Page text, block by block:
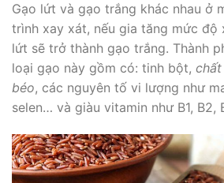
Gạo lứt và gạo trắng khác nhau ở
trình xay xát, nếu gia tăng mức độ
lứt sẽ trở thành gạo trắng. Thành
loại gạo này gồm có: tinh bột, chất
béo, các nguyên tố vi lượng như
selen… và giàu vitamin như B1, B2,